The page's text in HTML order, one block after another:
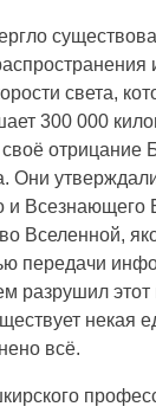
света,
300 000
отрицание
Они
Всезнающего
Вселенной,
передачи
разрушил
некая
всё.